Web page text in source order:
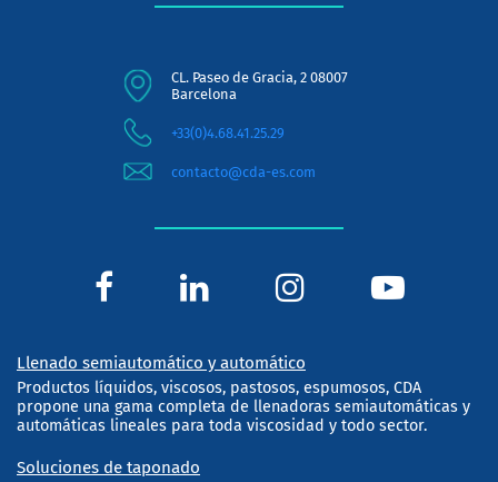
CL. Paseo de Gracia, 2 08007
Barcelona
+33(0)4.68.41.25.29
contacto@cda-es.com
Llenado semiautomático y automático
Productos líquidos, viscosos, pastosos, espumosos, CDA
propone una gama completa de llenadoras semiautomáticas y
automáticas lineales para toda viscosidad y todo sector.
Soluciones de taponado